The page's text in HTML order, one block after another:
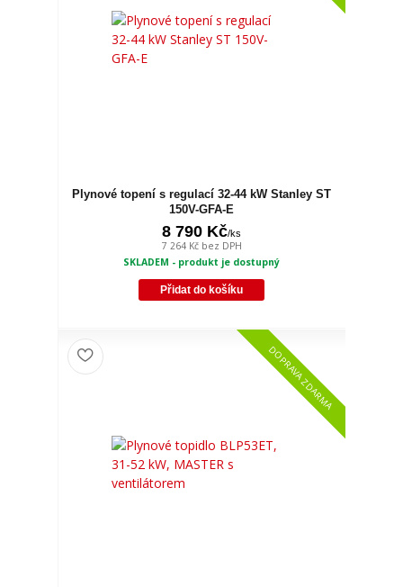
Plynové topení s regulací 32-44 kW Stanley ST
150V-GFA-E
8 790 Kč/ks
7 264 Kč bez DPH
SKLADEM - produkt je dostupný
Přidat do košíku
DOPRAVA ZDARMA